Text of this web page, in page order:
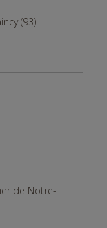
(93)
de Notre-